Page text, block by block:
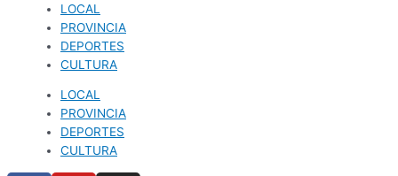
LOCAL
PROVINCIA
DEPORTES
CULTURA
LOCAL
PROVINCIA
DEPORTES
CULTURA